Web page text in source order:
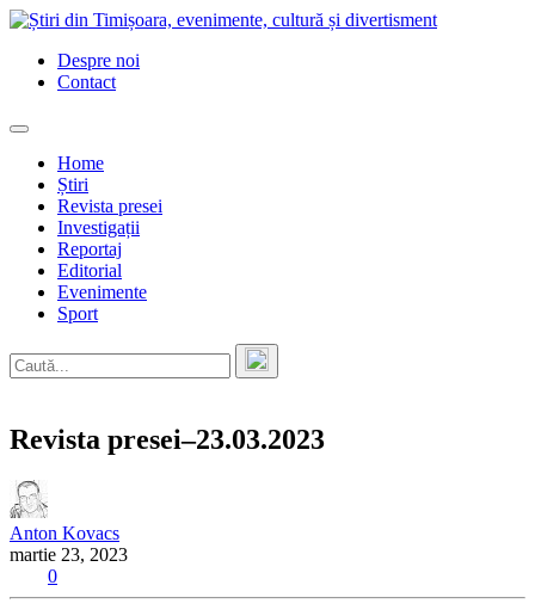
Skip
contentDespre noi
Contact
Home
Știri
Revista presei
Investigații
Reportaj
Editorial
Evenimente
Sport
Revista presei–23.03.2023
Anton Kovacs
martie 23, 2023
0